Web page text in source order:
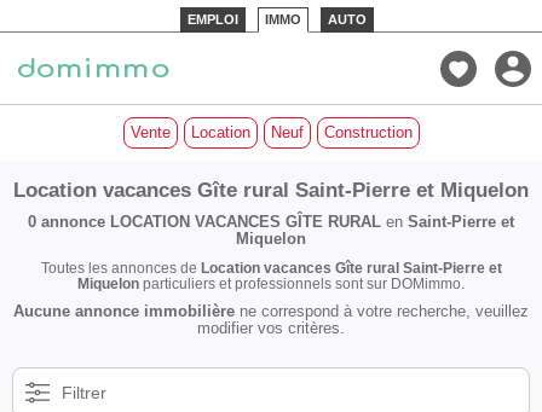
EMPLOI IMMO AUTO
Vente Location Neuf Construction
Location vacances Gîte rural Saint-Pierre et Miquelon
0 annonce LOCATION VACANCES GÎTE RURAL en Saint-Pierre et
Miquelon
Toutes les annonces de Location vacances Gîte rural Saint-Pierre et
Miquelon particuliers et professionnels sont sur DOMimmo.
Aucune annonce immobilière ne correspond à votre recherche, veuillez
modifier vos critères.
Filtrer